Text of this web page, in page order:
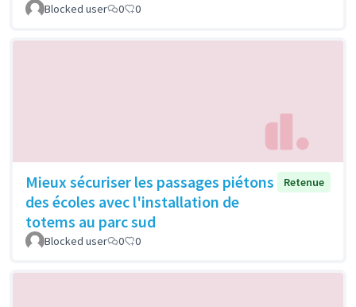
Blocked user 0 0
Mieux sécuriser les passages piétons
des écoles avec l'installation de
totems au parc sud
Retenue
Blocked user 0 0